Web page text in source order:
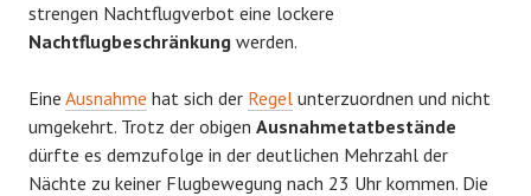
strengen Nachtflugverbot eine lockere
Nachtflugbeschränkung werden.
Eine Ausnahme hat sich der Regel unterzuordnen und nicht
umgekehrt. Trotz der obigen Ausnahmetatbestände
dürfte es demzufolge in der deutlichen Mehrzahl der
Nächte zu keiner Flugbewegung nach 23 Uhr kommen. Die